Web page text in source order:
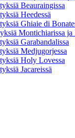
Beauraingissa
Heedessä
Ghiaie di
Montichiarissa ja
Garabandalissa
Medjugorjessa
Holy Lovessa
Jacareissä